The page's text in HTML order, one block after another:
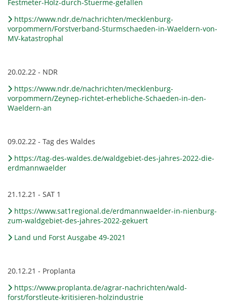
Festmeter-Holz-durch-Stuerme-gefallen
https://www.ndr.de/nachrichten/mecklenburg-
vorpommern/Forstverband-Sturmschaeden-in-Waeldern-von-
MV-katastrophal
20.02.22 - NDR
https://www.ndr.de/nachrichten/mecklenburg-
vorpommern/Zeynep-richtet-erhebliche-Schaeden-in-den-
Waeldern-an
09.02.22 - Tag des Waldes
https://tag-des-waldes.de/waldgebiet-des-jahres-2022-die-
erdmannwaelder
21.12.21 - SAT 1
https://www.sat1regional.de/erdmannwaelder-in-nienburg-
zum-waldgebiet-des-jahres-2022-gekuert
Land und Forst Ausgabe 49-2021
20.12.21 - Proplanta
https://www.proplanta.de/agrar-nachrichten/wald-
forst/forstleute-kritisieren-holzindustrie